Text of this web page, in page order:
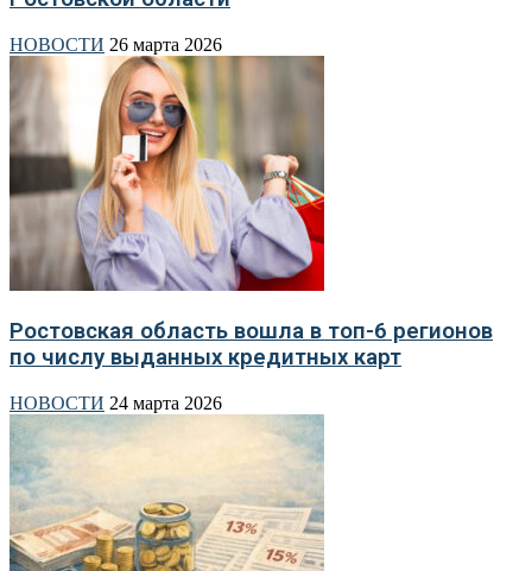
НОВОСТИ 26 марта 2026
Ростовская область вошла в топ-6 регионов
по числу выданных кредитных карт
НОВОСТИ 24 марта 2026